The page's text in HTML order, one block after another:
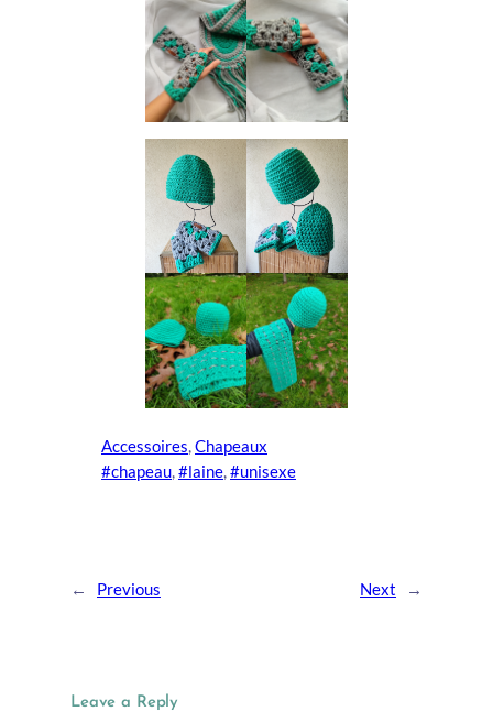
Accessoires, Chapeaux
#chapeau, #laine, #unisexe
← Previous Next →
Leave a Reply